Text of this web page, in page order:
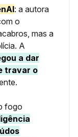
: a autora
o
mas a
A
a dar
travar o
fogo